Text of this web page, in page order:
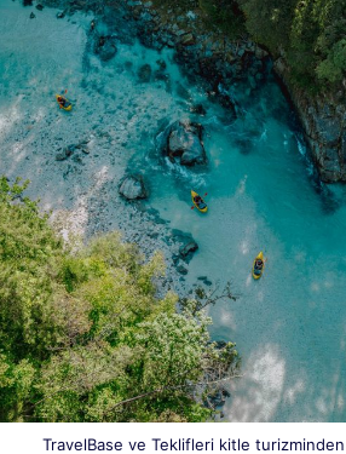
TravelBase ve Teklifleri kitle